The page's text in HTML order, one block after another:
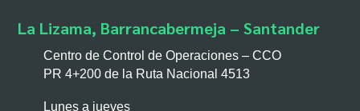
La Lizama, Barrancabermeja – Santander
Centro de Control de Operaciones – CCO
PR 4+200 de la Ruta Nacional 4513
Lunes a jueves